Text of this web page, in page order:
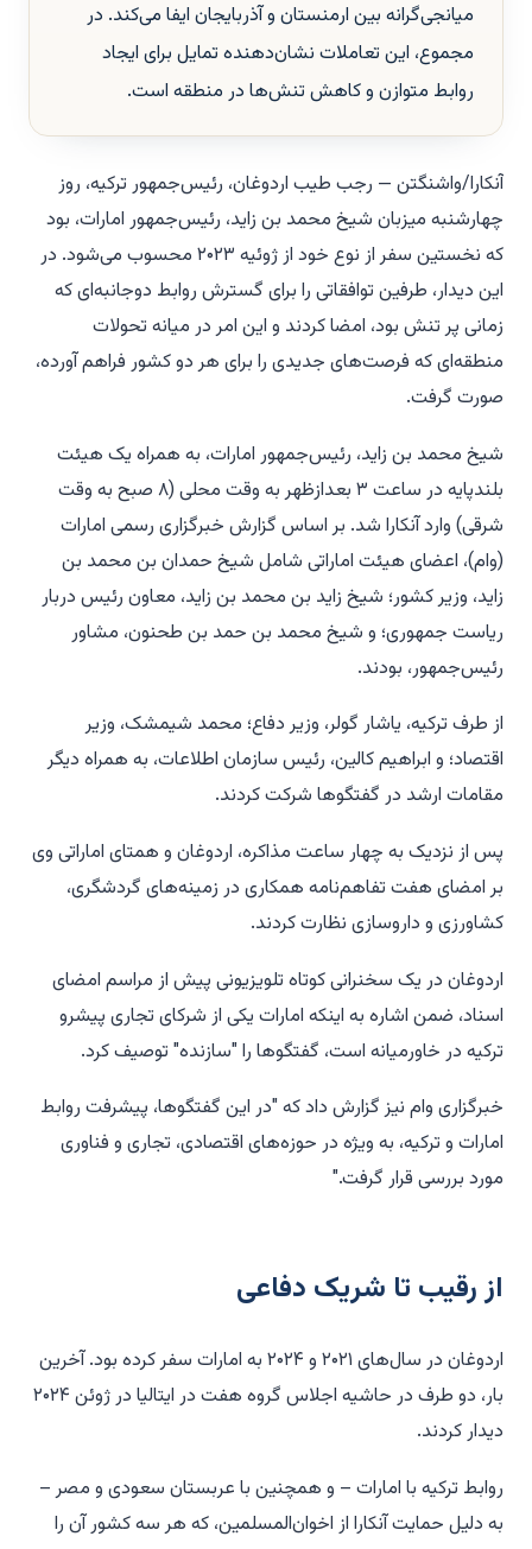
میانجی‌گرانه بین ارمنستان و آذربایجان ایفا می‌کند. در
مجموع، این تعاملات نشان‌دهنده تمایل برای ایجاد
روابط متوازن و کاهش تنش‌ها در منطقه است.
آنکارا/واشنگتن — رجب طیب اردوغان، رئیس‌جمهور ترکیه، روز
چهارشنبه میزبان شیخ محمد بن زاید، رئیس‌جمهور امارات، بود
که نخستین سفر از نوع خود از ژوئیه ۲۰۲۳ محسوب می‌شود. در
این دیدار، طرفین توافقاتی را برای گسترش روابط دوجانبه‌ای که
زمانی پر تنش بود، امضا کردند و این امر در میانه تحولات
منطقه‌ای که فرصت‌های جدیدی را برای هر دو کشور فراهم آورده،
صورت گرفت.
شیخ محمد بن زاید، رئیس‌جمهور امارات، به همراه یک هیئت
بلندپایه در ساعت ۳ بعدازظهر به وقت محلی (۸ صبح به وقت
شرقی) وارد آنکارا شد. بر اساس گزارش خبرگزاری رسمی امارات
(وام)، اعضای هیئت اماراتی شامل شیخ حمدان بن محمد بن
زاید، وزیر کشور؛ شیخ زاید بن محمد بن زاید، معاون رئیس دربار
ریاست جمهوری؛ و شیخ محمد بن حمد بن طحنون، مشاور
رئیس‌جمهور، بودند.
از طرف ترکیه، یاشار گولر، وزیر دفاع؛ محمد شیمشک، وزیر
اقتصاد؛ و ابراهیم کالین، رئیس سازمان اطلاعات، به همراه دیگر
مقامات ارشد در گفتگوها شرکت کردند.
پس از نزدیک به چهار ساعت مذاکره، اردوغان و همتای اماراتی وی
بر امضای هفت تفاهم‌نامه همکاری در زمینه‌های گردشگری،
کشاورزی و داروسازی نظارت کردند.
اردوغان در یک سخنرانی کوتاه تلویزیونی پیش از مراسم امضای
اسناد، ضمن اشاره به اینکه امارات یکی از شرکای تجاری پیشرو
ترکیه در خاورمیانه است، گفتگوها را "سازنده" توصیف کرد.
خبرگزاری وام نیز گزارش داد که "در این گفتگوها، پیشرفت روابط
امارات و ترکیه، به ویژه در حوزه‌های اقتصادی، تجاری و فناوری
مورد بررسی قرار گرفت."
از رقیب تا شریک دفاعی
اردوغان در سال‌های ۲۰۲۱ و ۲۰۲۴ به امارات سفر کرده بود. آخرین
بار، دو طرف در حاشیه اجلاس گروه هفت در ایتالیا در ژوئن ۲۰۲۴
دیدار کردند.
روابط ترکیه با امارات – و همچنین با عربستان سعودی و مصر –
به دلیل حمایت آنکارا از اخوان‌المسلمین، که هر سه کشور آن را